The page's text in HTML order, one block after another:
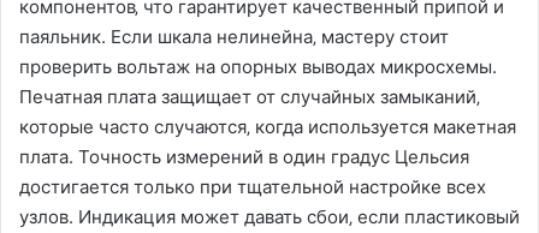
компонентов‚ что гарантирует качественный припой и
паяльник. Если шкала нелинейна‚ мастеру стоит
проверить вольтаж на опорных выводах микросхемы.
Печатная плата защищает от случайных замыканий‚
которые часто случаются‚ когда используется макетная
плата. Точность измерений в один градус Цельсия
достигается только при тщательной настройке всех
узлов. Индикация может давать сбои‚ если пластиковый